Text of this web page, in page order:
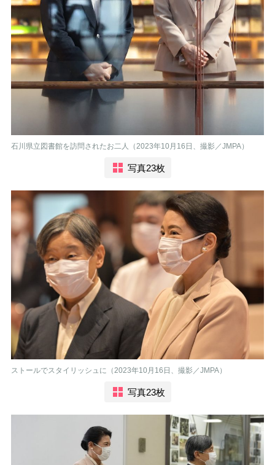
石川県立図書館を訪問されたお二人（2023年10月16日、撮影／JMPA）
写真23枚
ストールでスタイリッシュに（2023年10月16日、撮影／JMPA）
写真23枚